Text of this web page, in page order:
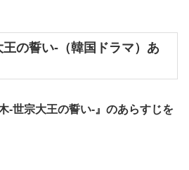
の誓い-（韓国ドラマ）あ
-世宗大王の誓い-』のあらすじを